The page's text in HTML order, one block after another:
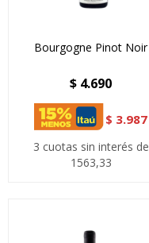
Bourgogne Pinot Noir
$ 4.690
$ 3.987
3 cuotas sin interés de
1563,33